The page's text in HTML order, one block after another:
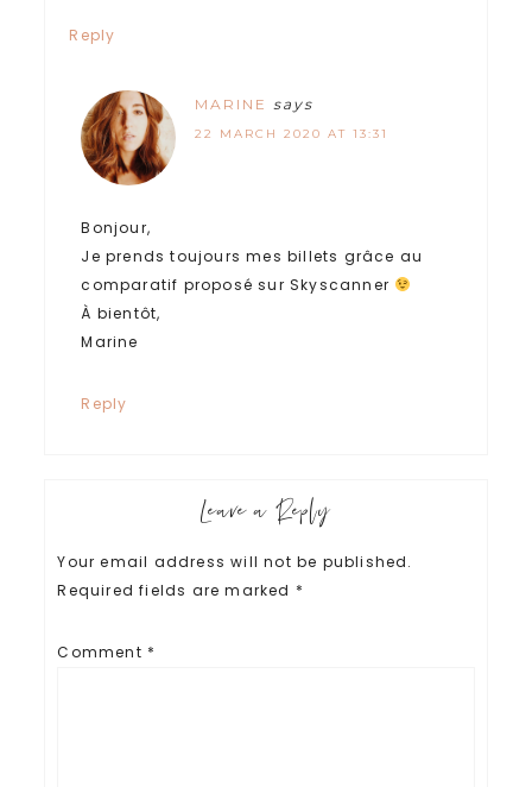
Reply
MARINE says
22 MARCH 2020 AT 13:31
Bonjour,
Je prends toujours mes billets grâce au
comparatif proposé sur Skyscanner
À bientôt,
Marine
Reply
Leave a Reply
Your email address will not be published.
Required fields are marked *
Comment *